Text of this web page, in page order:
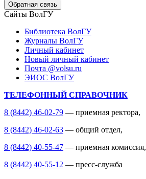
Обратная связь
Сайты ВолГУ
Библиотека ВолГУ
Журналы ВолГУ
Личный кабинет
Новый личный кабинет
Почта @volsu.ru
ЭИОС ВолГУ
ТЕЛЕФОННЫЙ СПРАВОЧНИК
8 (8442) 46-02-79 — приемная ректора,
8 (8442) 46-02-63 — общий отдел,
8 (8442) 40-55-47 — приемная комиссия,
8 (8442) 40-55-12 — пресс-служба